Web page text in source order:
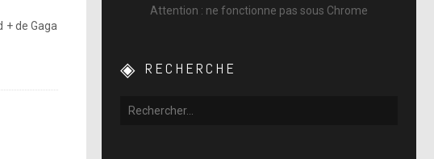
de Gaga
Attention : ne fonctionne pas sous Chrome
RECHERCHE